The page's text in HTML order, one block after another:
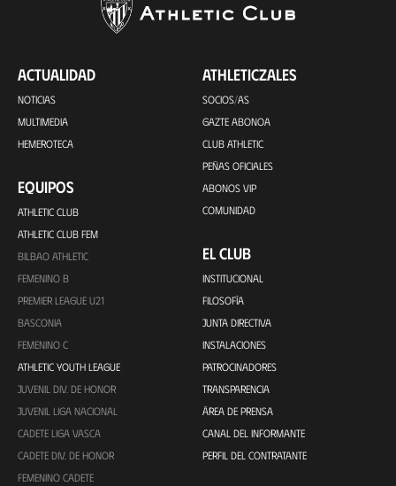
ACTUALIDAD
NOTICIAS
MULTIMEDIA
HEMEROTECA
EQUIPOS
ATHLETIC CLUB
ATHLETIC CLUB FEM
BILBAO ATHLETIC
FEMENINO B
PREMIER LEAGUE U21
BASCONIA
FEMENINO C
ATHLETIC YOUTH LEAGUE
JUVENIL DIV. DE HONOR
JUVENIL LIGA NACIONAL
CADETE LIGA VASCA
CADETE DIV. DE HONOR
FEMENINO CADETE
ATHLETICZALES
SOCIOS/AS
GAZTE ABONOA
CLUB ATHLETIC
PEÑAS OFICIALES
ABONOS VIP
COMUNIDAD
EL CLUB
INSTITUCIONAL
FILOSOFÍA
JUNTA DIRECTIVA
INSTALACIONES
PATROCINADORES
TRANSPARENCIA
ÁREA DE PRENSA
CANAL DEL INFORMANTE
PERFIL DEL CONTRATANTE